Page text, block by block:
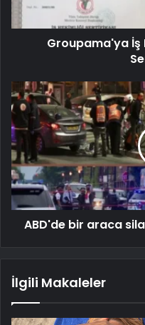
Groupama'ya İş
ABD'de bir araca
İlgili Makaleler